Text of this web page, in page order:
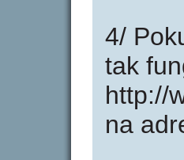
4/
tak
http://
na